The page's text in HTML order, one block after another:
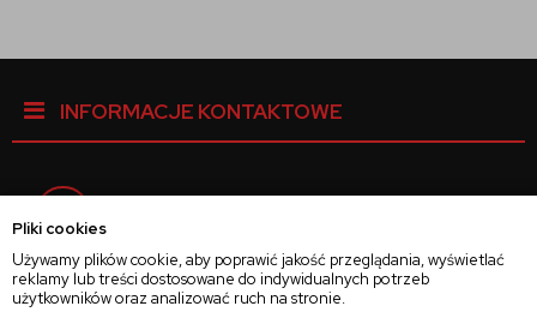
Pliki cookies
Używamy plików cookie, aby poprawić jakość przeglądania, wyświetlać
reklamy lub treści dostosowane do indywidualnych potrzeb
użytkowników oraz analizować ruch na stronie.
INFORMACJE KONTAKTOWE
Instagram